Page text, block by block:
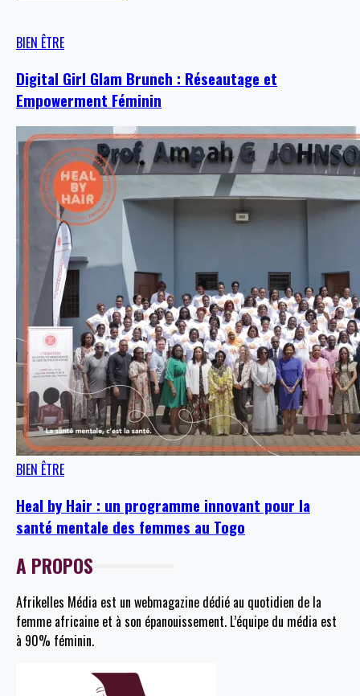
BIEN ÊTRE
Digital Girl Glam Brunch : Réseautage et
Empowerment Féminin
BIEN ÊTRE
Heal by Hair : un programme innovant pour la
santé mentale des femmes au Togo
A PROPOS
Afrikelles Média est un webmagazine dédié au quotidien de la
femme africaine et à son épanouissement. L’équipe du média est
à 90% féminin.